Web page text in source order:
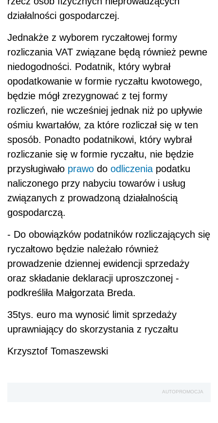
działalności gospodarczej.
Jednakże z wyborem ryczałtowej formy
rozliczania VAT związane będą również pewne
niedogodności. Podatnik, który wybrał
opodatkowanie w formie ryczałtu kwotowego,
będzie mógł zrezygnować z tej formy
rozliczeń, nie wcześniej jednak niż po upływie
ośmiu kwartałów, za które rozliczał się w ten
sposób. Ponadto podatnikowi, który wybrał
rozliczanie się w formie ryczałtu, nie będzie
przysługiwało prawo do odliczenia podatku
naliczonego przy nabyciu towarów i usług
związanych z prowadzoną działalnością
gospodarczą.
- Do obowiązków podatników rozliczających się
ryczałtowo będzie należało również
prowadzenie dziennej ewidencji sprzedaży
oraz składanie deklaracji uproszczonej -
podkreśliła Małgorzata Breda.
35tys. euro ma wynosić limit sprzedaży
uprawniający do skorzystania z ryczałtu
Krzysztof Tomaszewski
AUTOPROMOCJA